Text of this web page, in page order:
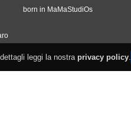
born in MaMaStudiOs
leggi la nostra privacy policy.